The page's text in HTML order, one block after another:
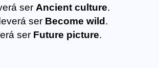
ser Ancient culture.
ser Become wild .
ser Future picture.